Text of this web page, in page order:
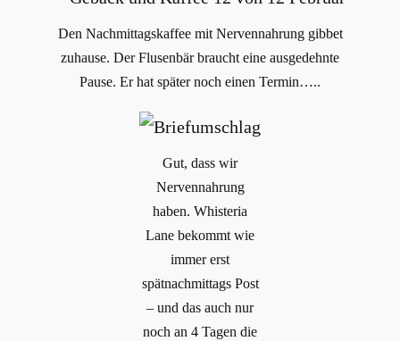
Den Nachmittagskaffee mit Nervennahrung gibbet
zuhause. Der Flusenbär braucht eine ausgedehnte
Pause. Er hat später noch einen Termin…..
Gut, dass wir
Nervennahrung
haben. Whisteria
Lane bekommt wie
immer erst
spätnachmittags Post
– und das auch nur
noch an 4 Tagen die